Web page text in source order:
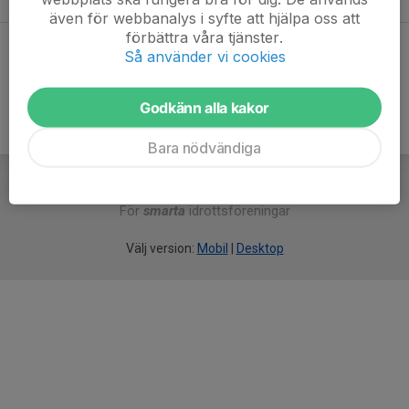
För smarta idrottsföreningar
Välj version: Mobil Desktop
även för webbanalys i syfte att hjälpa oss att
förbättra våra tjänster.
Så använder vi cookies
Godkänn alla kakor
Bara nödvändiga